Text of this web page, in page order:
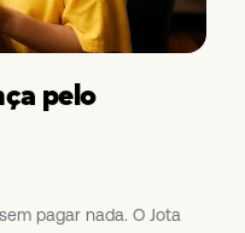
pelo
pagar nada. O Jota